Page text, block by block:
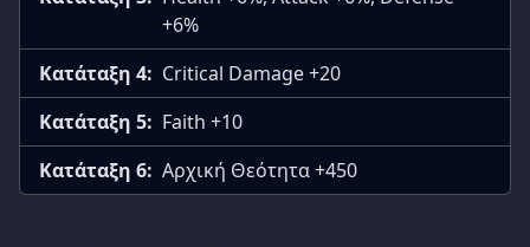
+6%
Κατάταξη 4: Critical Damage +20
Κατάταξη 5: Faith +10
Κατάταξη 6: Αρχική Θεότητα +450